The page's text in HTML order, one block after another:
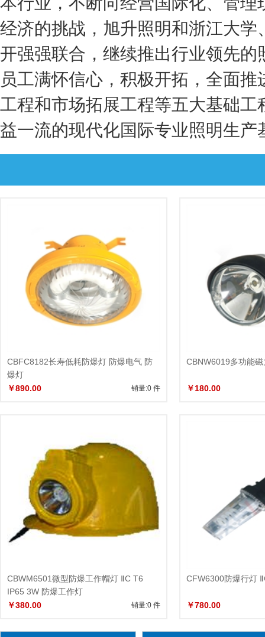
经济的挑战，旭升照明和浙江大
开强强联合，继续推出行业领先
员工满怀信心，积极开拓，全面
工程和市场拓展工程等五大基础
益一流的现代化国际专业照明生产
CBFC8182长寿低耗防爆灯 防爆电气 防
爆灯
￥890.00
销量:0 件
CBNW6019多功能
￥180.00
CBWM6501微型防爆工作帽灯 ⅡC T6
IP65 3W 防爆工作灯
￥380.00
销量:0 件
CFW6300防爆行灯
￥780.00